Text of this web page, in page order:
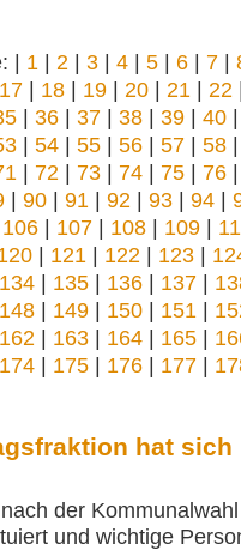
| 1 | 2 | 3 | 4 | 5 | 6 | 7 |
17| 18| 19| 20| 21 | 22
| 36| 37| 38| 39| 40
| 54| 55| 56| 57| 58
| 72 | 73| 74| 75| 76
| 90| 91 | 92 | 93| 94|
106 | 107 | 108 | 109 |
| 121 | 122 | 123|
134| 135| 136| 137|
148| 149| 150| 151 |
162 | 163| 164| 165|
174| 175| 176| 177|
hat
der
und wichtige